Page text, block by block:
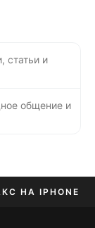
статьи и
общение и
НА IPHONE
IPHONE